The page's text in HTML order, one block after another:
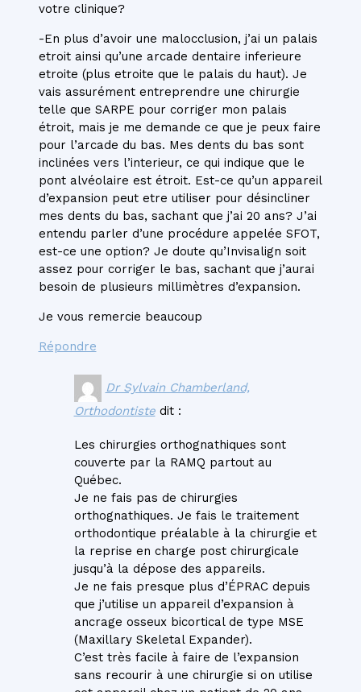
votre clinique?
-En plus d’avoir une malocclusion, j’ai un palais
etroit ainsi qu’une arcade dentaire inferieure
etroite (plus etroite que le palais du haut). Je
vais assurément entreprendre une chirurgie
telle que SARPE pour corriger mon palais
étroit, mais je me demande ce que je peux faire
pour l’arcade du bas. Mes dents du bas sont
inclinées vers l’interieur, ce qui indique que le
pont alvéolaire est étroit. Est-ce qu’un appareil
d’expansion peut etre utiliser pour désincliner
mes dents du bas, sachant que j’ai 20 ans? J’ai
entendu parler d’une procédure appelée SFOT,
est-ce une option? Je doute qu’Invisalign soit
assez pour corriger le bas, sachant que j’aurai
besoin de plusieurs millimètres d’expansion.
Je vous remercie beaucoup
Répondre
Dr Sylvain Chamberland,
Orthodontiste dit :
Les chirurgies orthognathiques sont
couverte par la RAMQ partout au
Québec.
Je ne fais pas de chirurgies
orthognathiques. Je fais le traitement
orthodontique préalable à la chirurgie et
la reprise en charge post chirurgicale
jusqu’à la dépose des appareils.
Je ne fais presque plus d’ÉPRAC depuis
que j’utilise un appareil d’expansion à
ancrage osseux bicortical de type MSE
(Maxillary Skeletal Expander).
C’est très facile à faire de l’expansion
sans recourir à une chirurgie si on utilise